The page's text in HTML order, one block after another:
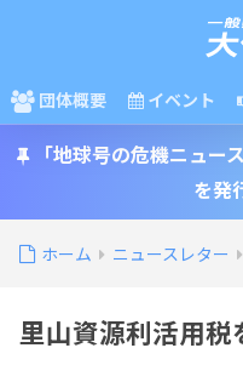
団体概要 イベント
「地球号の危機ニュー
を発
ホーム ニュースレター
里山資源利活用